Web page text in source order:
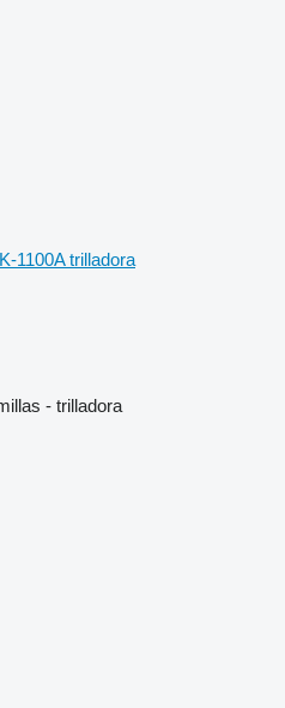
1100A trilladora
- trilladora